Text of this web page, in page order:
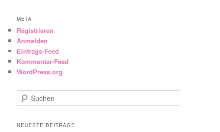
META
Registrieren
Anmelden
Eintrags-Feed
Kommentar-Feed
WordPress.org
Suchen
NEUESTE BEITRÄGE